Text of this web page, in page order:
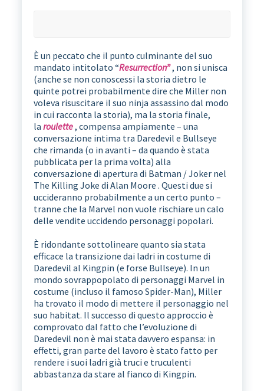
È un peccato che il punto culminante del suo
mandato intitolato “Resurrection”, non si unisca
(anche se non conoscessi la storia dietro le
quinte potrei probabilmente dire che Miller non
voleva risuscitare il suo ninja assassino dal modo
in cui racconta la storia), ma la storia finale,
la roulette, compensa ampiamente – una
conversazione intima tra Daredevil e Bullseye
che rimanda (o in avanti – da quando è stata
pubblicata per la prima volta) alla
conversazione di apertura di Batman / Joker nel
The Killing Joke di Alan Moore . Questi due si
uccideranno probabilmente a un certo punto –
tranne che la Marvel non vuole rischiare un calo
delle vendite uccidendo personaggi popolari.
È ridondante sottolineare quanto sia stata
efficace la transizione dai ladri in costume di
Daredevil al Kingpin (e forse Bullseye). In un
mondo sovrappopolato di personaggi Marvel in
costume (incluso il famoso Spider-Man), Miller
ha trovato il modo di mettere il personaggio nel
suo habitat. Il successo di questo approccio è
comprovato dal fatto che l’evoluzione di
Daredevil non è mai stata davvero espansa: in
effetti, gran parte del lavoro è stato fatto per
rendere i suoi ladri già truci e truculenti
abbastanza da stare al fianco di Kingpin.